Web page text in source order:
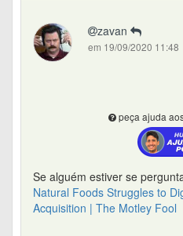
zavan
em 19/09/2020 11:48
peça ajuda
Se alguém estiver se
Natural Foods Struggles to
Acquisition | The Motley Fool